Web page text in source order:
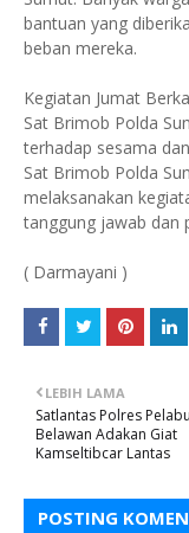
bantuan yang
beban mereka.
Kegiatan Jumat
Sat Brimob Polda
terhadap sesama
Sat Brimob Polda
melaksanakan
tanggung jawab dan
( Darmayani )
LEBIH LAMA
Satlantas Polres
Belawan Adakan Giat
Kamseltibcar Lantas
POSTING